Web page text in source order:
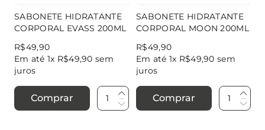
SABONETE HIDRATANTE
CORPORAL EVASS 200ML
R$49,90
Em até 1x R$49,90 sem
juros
Comprar
SABONETE HIDRATANTE
CORPORAL MOON 200ML
R$49,90
Em até 1x R$49,90 sem
juros
Comprar